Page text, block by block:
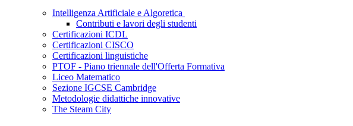
Intelligenza Artificiale e Algoretica
Contributi e lavori degli studenti
Certificazioni ICDL
Certificazioni CISCO
Certificazioni linguistiche
PTOF - Piano triennale dell'Offerta Formativa
Liceo Matematico
Sezione IGCSE Cambridge
Metodologie didattiche innovative
The Steam City